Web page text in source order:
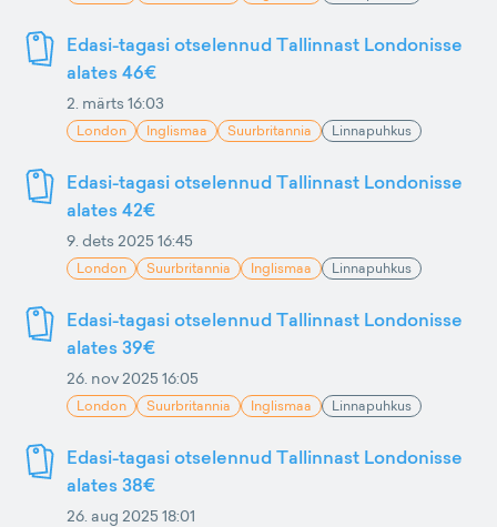
Edasi-tagasi otselennud Tallinnast Londonisse
alates 46€
2. märts 16:03
London Inglismaa Suurbritannia Linnapuhkus
Edasi-tagasi otselennud Tallinnast Londonisse
alates 42€
9. dets 2025 16:45
London Suurbritannia Inglismaa Linnapuhkus
Edasi-tagasi otselennud Tallinnast Londonisse
alates 39€
26. nov 2025 16:05
London Suurbritannia Inglismaa Linnapuhkus
Edasi-tagasi otselennud Tallinnast Londonisse
alates 38€
26. aug 2025 18:01